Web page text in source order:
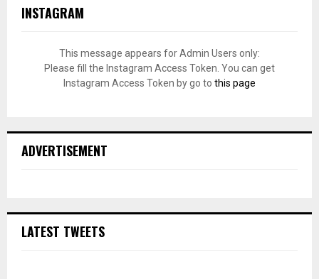
INSTAGRAM
This message appears for Admin Users only:
Please fill the Instagram Access Token. You can get
Instagram Access Token by go to this page
ADVERTISEMENT
LATEST TWEETS